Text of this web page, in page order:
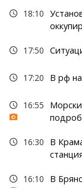
18:10
17:50
17:20 В рф
16:55
16:30
В
16:10
В